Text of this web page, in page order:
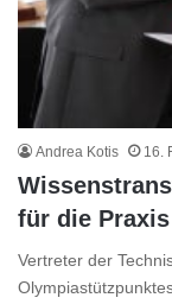
Andrea Kotis 16.
für die Praxis
Vertreter der